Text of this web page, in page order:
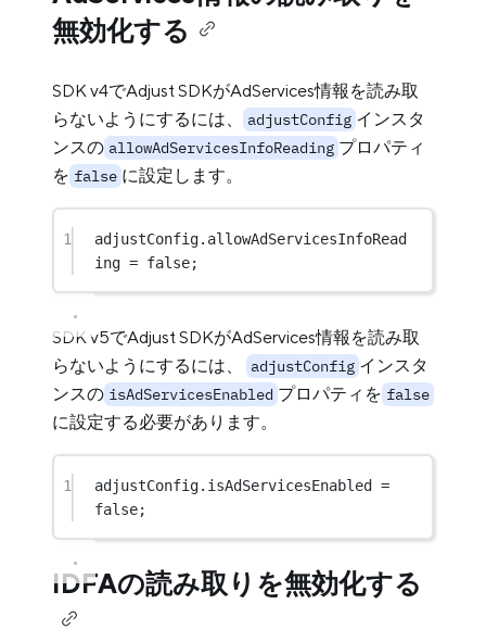
無効化する
SDK v4でAdjust SDKがAdServices情報を読み取
らないようにするには、
adjustConfig インスタ
ンスの allowAdServicesInfoReading プロパティ
を false に設定します。
1
adjustConfig.allowAdServicesInfoRead
ing = false;
SDK v5でAdjust SDKがAdServices情報を読み取
らないようにするには、
adjustConfig インスタ
ンスの isAdServicesEnabled プロパティを false
に設定する必要があります。
1 adjustConfig.isAdServicesEnabled =
false;
IDFAの読み取りを無効化する